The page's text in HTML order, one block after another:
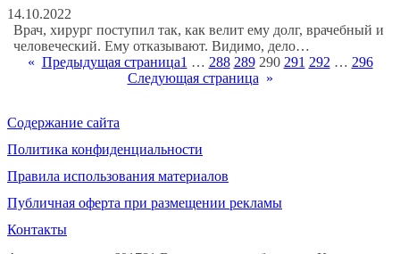
14.10.2022
Врач, хирург поступил так, как велит ему долг, врачебный и
человеческий. Ему отказывают. Видимо, дело…
« Предыдущая страница1 … 288 289 290 291 292 … 296
Следующая страница »
Содержание сайта
Политика конфиденциальности
Правила использования материалов
Публичная оферта при размещении рекламы
Контакты